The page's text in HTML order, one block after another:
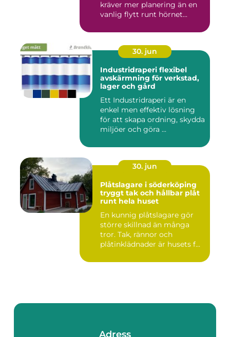
kräver mer planering än en
vanlig flytt runt hörnet...
30. jun
Industridraperi flexibel
avskärmning för verkstad,
lager och gård
Ett Industridraperi är en
enkel men effektiv lösning
för att skapa ordning, skydda
miljöer och göra ...
30. jun
Plåtslagare i söderköping
tryggt tak och hållbar plåt
runt hela huset
En kunnig plåtslagare gör
större skillnad än många
tror. Tak, rännor och
plåtinklädnader är husets f...
Adress